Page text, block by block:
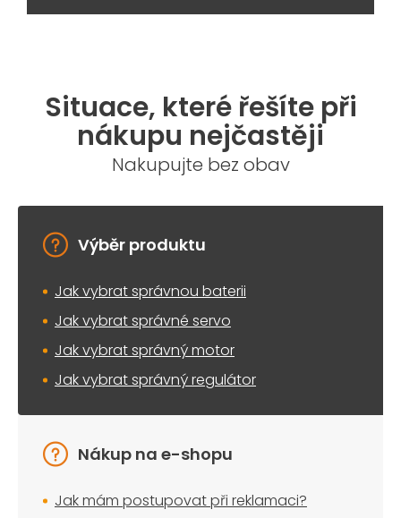
Situace, které řešíte při
nákupu nejčastěji
Nakupujte bez obav
Výběr produktu
Jak vybrat správnou baterii
Jak vybrat správné servo
Jak vybrat správný motor
Jak vybrat správný regulátor
Nákup na e-shopu
Jak mám postupovat při reklamaci?